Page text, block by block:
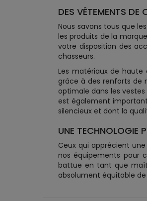
DES VÊTEMENTS DE
Nous savons tous que
les produits de la
votre disposition des
chasseurs.
Les matériaux de
grâce à des renforts de
optimale dans les
est également
silencieux et dont la
UNE TECHNOLOGIE
Ceux qui apprécient
nos équipements pour
battue en tant que
absolument équitable